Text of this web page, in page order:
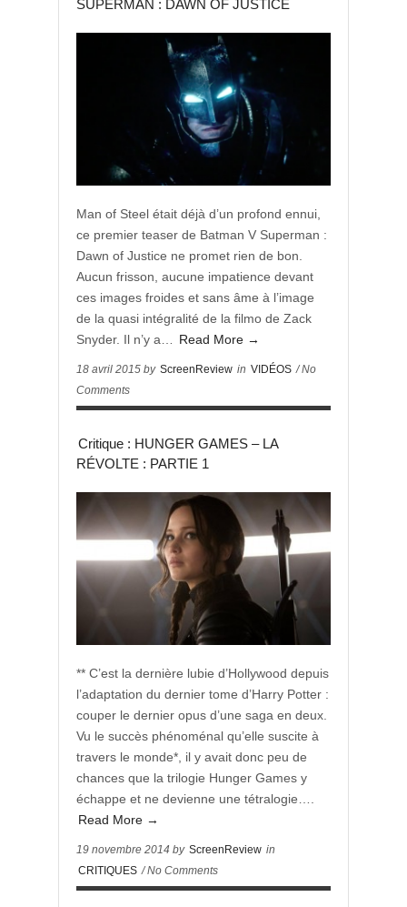
SUPERMAN : DAWN OF JUSTICE
Man of Steel était déjà d’un profond ennui,
ce premier teaser de Batman V Superman :
Dawn of Justice ne promet rien de bon.
Aucun frisson, aucune impatience devant
ces images froides et sans âme à l’image
de la quasi intégralité de la filmo de Zack
Snyder. Il n’y a…
Read More →
18 avril 2015 by ScreenReview in VIDÉOS / No
Comments
Critique : HUNGER GAMES – LA
RÉVOLTE : PARTIE 1
** C’est la dernière lubie d’Hollywood depuis
l’adaptation du dernier tome d’Harry Potter :
couper le dernier opus d’une saga en deux.
Vu le succès phénoménal qu’elle suscite à
travers le monde*, il y avait donc peu de
chances que la trilogie Hunger Games y
échappe et ne devienne une tétralogie….
Read More →
19 novembre 2014 by ScreenReview in
CRITIQUES / No Comments